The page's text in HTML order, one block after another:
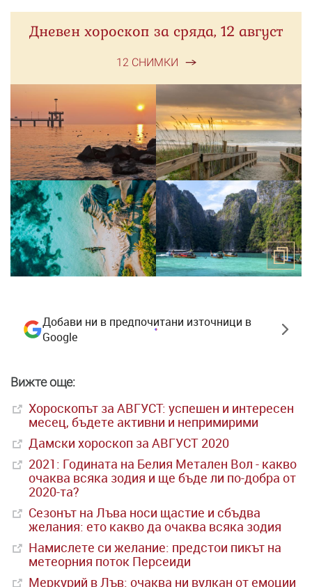
Дневен хороскоп за сряда, 12 август
12 СНИМКИ
Добави ни в предпочитани източници в
Google
Вижте още:
Хороскопът за АВГУСТ: успешен и интересен
месец, бъдете активни и непримирими
Дамски хороскоп за АВГУСТ 2020
2021: Годината на Белия Метален Вол - какво
очаква всяка зодия и ще бъде ли по-добра от
2020-та?
Сезонът на Лъва носи щастие и сбъдва
желания: ето какво да очаква всяка зодия
Намислете си желание: предстои пикът на
метеорния поток Персеиди
Меркурий в Лъв: очаква ни вулкан от емоции